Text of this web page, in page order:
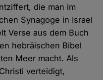
die man im
Synagoge in Israel
Verse aus dem Buch
hebräischen Bibel
Meer macht. Als
verteidigt,